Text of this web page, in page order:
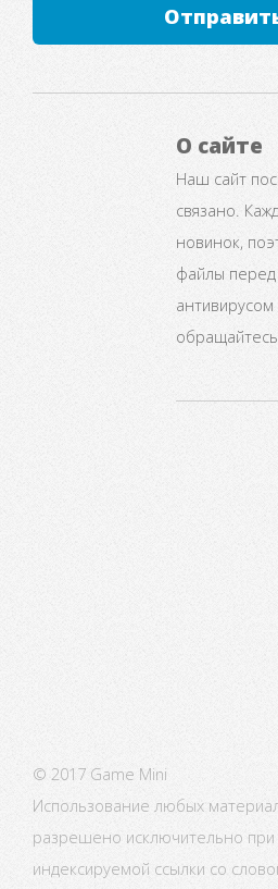
О сайте
Наш сайт
связано.
новинок,
файлы
© 2017 Game Mini
Использование любых
разрешено исключительно при
индексируемой ссылки со